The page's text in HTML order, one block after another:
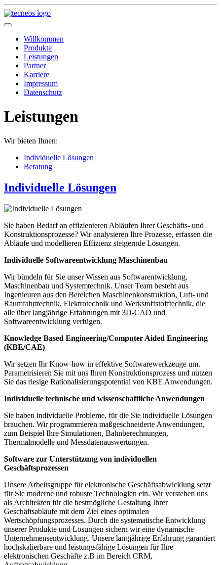
Willkommen
Produkte
Leistungen
Partner
Karriere
Impressum
Datenschutz
Leistungen
Wir bieten Ihnen:
Individuelle Lösungen
Beratung
Individuelle Lösungen
Sie haben Bedarf an effizienteren Abläufen Ihrer Geschäfts- und
Konstruktionsprozesse? Wir analysieren Ihre Prozesse, erfassen die
Abläufe und modellieren Effizienz steigernde Lösungen.
Individuelle Softwareentwicklung Maschinenbau
Wir bündeln für Sie unser Wissen aus Softwarentwicklung,
Maschinenbau und Systemtechnik. Unser Team besteht aus
Ingenieuren aus den Bereichen Maschinenkonstruktion, Luft- und
Raumfahrttechnik, Elektrotechnik und Werkstoffstofftechnik, die
alle über langjährige Erfahrungen mit 3D-CAD und
Softwareentwicklung verfügen.
Knowledge Based Engineering/Computer Aided Engineering
(KBE/CAE)
Wir setzen Ihr Know-how in effektive Softwarewerkzeuge um.
Parametrisieren Sie mit uns Ihren Konstruktionsprozess und nutzen
Sie das riesige Rationalisierungspotential von KBE Anwendungen.
Individuelle technische und wissenschaftliche Anwendungen
Sie haben individuelle Probleme, für die Sie individuelle Lösungen
brauchen. Wir programmieren maßgeschneiderte Anwendungen,
zum Beispiel Ihre Simulationen, Bahnberechnungen,
Thermalmodelle und Messdatenauswertungen.
Software zur Unterstützung von individuellen
Geschäftsprozessen
Unsere Arbeitsgruppe für elektronische Geschäftsabwicklung setzt
für Sie moderne und robuste Technologien ein. Wir verstehen uns
als Architekten für die bestmögliche Gestaltung Ihrer
Geschäftsabläufe mit dem Ziel eines optimalen
Wertschöpfungsprozesses. Durch die systematische Entwicklung
unserer Produkte und Lösungen sichern wir eine dynamische
Unternehmensentwicklung. Unsere langjährige Erfahrung garantiert
hochskalierbare und leistungsfähige Lösungen für Ihre
elektronischen Geschäfte z.B im Bereich CRM,